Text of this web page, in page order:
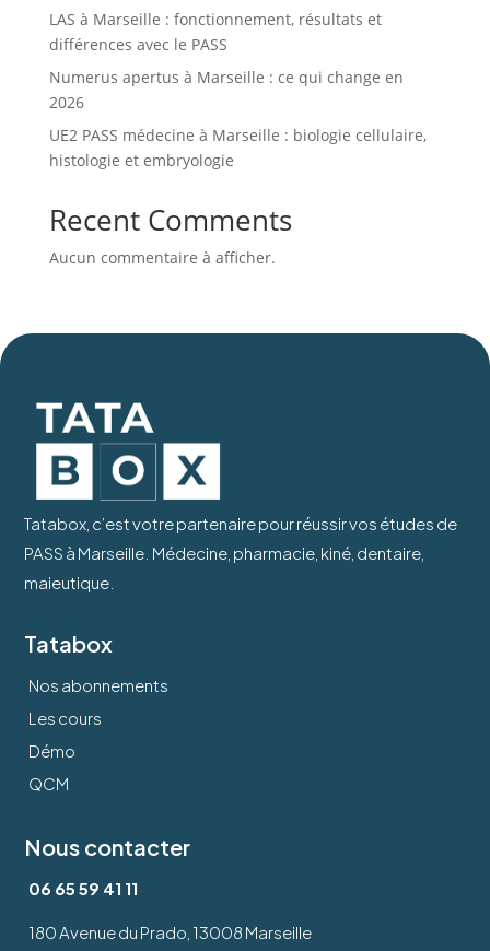
LAS à Marseille : fonctionnement, résultats et
différences avec le PASS
Numerus apertus à Marseille : ce qui change en
2026
UE2 PASS médecine à Marseille : biologie cellulaire,
histologie et embryologie
Recent Comments
Aucun commentaire à afficher.
Tatabox, c’est votre partenaire pour réussir vos études de
PASS à Marseille. Médecine, pharmacie, kiné, dentaire,
maieutique.
Tatabox
Nos abonnements
Les cours
Démo
QCM
Nous contacter
06 65 59 41 11
180 Avenue du Prado, 13008 Marseille